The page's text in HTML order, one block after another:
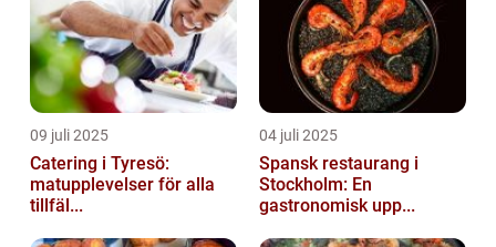
09 juli 2025
Catering i Tyresö:
matupplevelser för alla
tillfäl...
04 juli 2025
Spansk restaurang i
Stockholm: En
gastronomisk upp...